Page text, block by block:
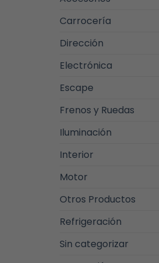
Carrocería
Dirección
Electrónica
Escape
Frenos y Ruedas
Iluminación
Interior
Motor
Otros Productos
Refrigeración
Sin categorizar